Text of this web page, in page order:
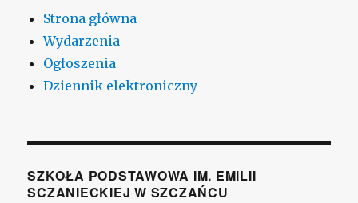
Strona główna
Wydarzenia
Ogłoszenia
Dziennik elektroniczny
SZKOŁA PODSTAWOWA IM. EMILII
SCZANIECKIEJ W SZCZAŃCU